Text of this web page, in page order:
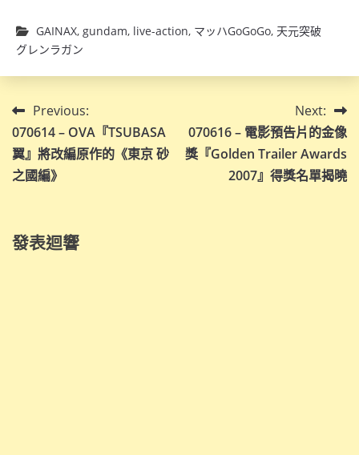
GAINAX, gundam, live-action, マッハGoGoGo, 天元突破
グレンラガン
文
章
導
Previous:
070614 – OVA『TSUBASA
翼』將改編原作的《東京 砂
之國編》
Next:
070616 – 電影預告片的金像
獎『Golden Trailer Awards
2007』得獎名單揭曉
發表迴響